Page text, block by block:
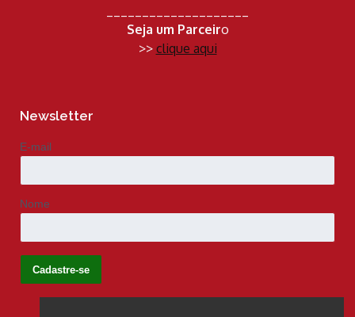
Seja um Parceiro
>> clique aqui
Newsletter
E-mail
Nome